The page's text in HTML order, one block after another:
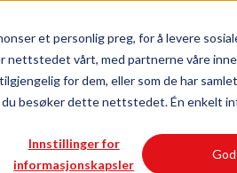
et personlig preg, for å levere
vårt, med partnerne våre
for dem, eller som de har
du besøker dette nettstedet. Én enkelt
Innstillinger for
informasjonskapsler
deg